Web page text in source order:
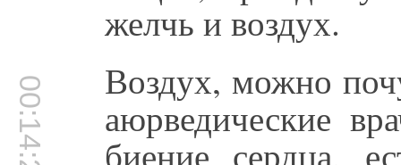
желчь и воздух.
00:14:25 Воздух, можно
аюрведические
биение сердца,